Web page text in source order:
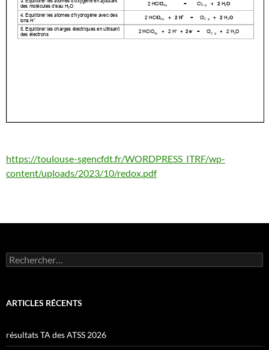
https://toulouse-sgencfdt.fr/WORDPRESS_ITRF/wp-
content/uploads/2023/10/redox.pdf
Rechercher :
ARTICLES RÉCENTS
résultats TA des ATSS 2026